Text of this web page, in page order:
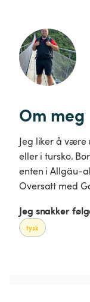
Om meg
Jeg liker å være
eller i tursko.
enten i Allgäu-
Oversatt med
Jeg snakker
tysk